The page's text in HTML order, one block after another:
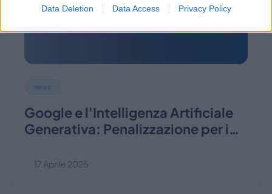
Data Deletion Data Access Privacy Policy
news
Google e l'Intelligenza Artificiale
Generativa: Penalizzazione per i
17 Aprile 2025